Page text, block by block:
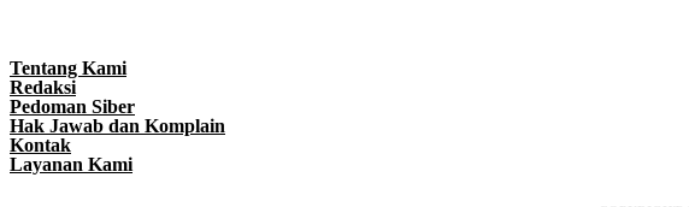
Tentang Kami
Redaksi
Pedoman Siber
Hak Jawab dan Komplain
Kontak
Layanan Kami